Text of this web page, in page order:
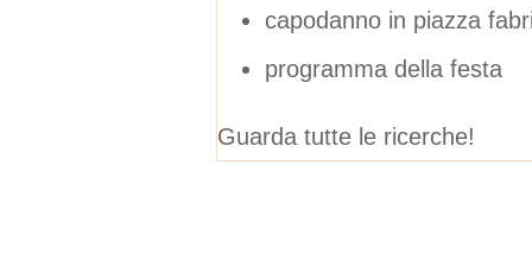
capodanno in piazza
programma della festa
Guarda tutte le ricerche!